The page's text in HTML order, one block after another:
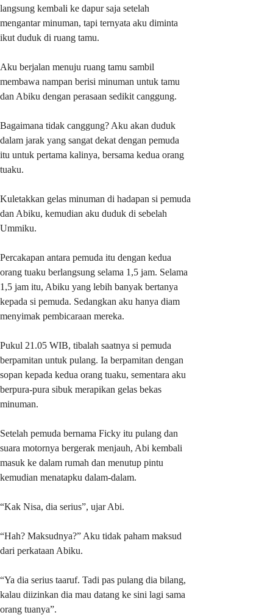
langsung kembali ke dapur saja setelah
mengantar minuman, tapi ternyata aku diminta
ikut duduk di ruang tamu.
Aku berjalan menuju ruang tamu sambil
membawa nampan berisi minuman untuk tamu
dan Abiku dengan perasaan sedikit canggung.
Bagaimana tidak canggung? Aku akan duduk
dalam jarak yang sangat dekat dengan pemuda
itu untuk pertama kalinya, bersama kedua orang
tuaku.
Kuletakkan gelas minuman di hadapan si pemuda
dan Abiku, kemudian aku duduk di sebelah
Ummiku.
Percakapan antara pemuda itu dengan kedua
orang tuaku berlangsung selama 1,5 jam. Selama
1,5 jam itu, Abiku yang lebih banyak bertanya
kepada si pemuda. Sedangkan aku hanya diam
menyimak pembicaraan mereka.
Pukul 21.05 WIB, tibalah saatnya si pemuda
berpamitan untuk pulang. Ia berpamitan dengan
sopan kepada kedua orang tuaku, sementara aku
berpura-pura sibuk merapikan gelas bekas
minuman.
Setelah pemuda bernama Ficky itu pulang dan
suara motornya bergerak menjauh, Abi kembali
masuk ke dalam rumah dan menutup pintu
kemudian menatapku dalam-dalam.
“Kak Nisa, dia serius”, ujar Abi.
“Hah? Maksudnya?” Aku tidak paham maksud
dari perkataan Abiku.
“Ya dia serius taaruf. Tadi pas pulang dia bilang,
kalau diizinkan dia mau datang ke sini lagi sama
orang tuanya”.